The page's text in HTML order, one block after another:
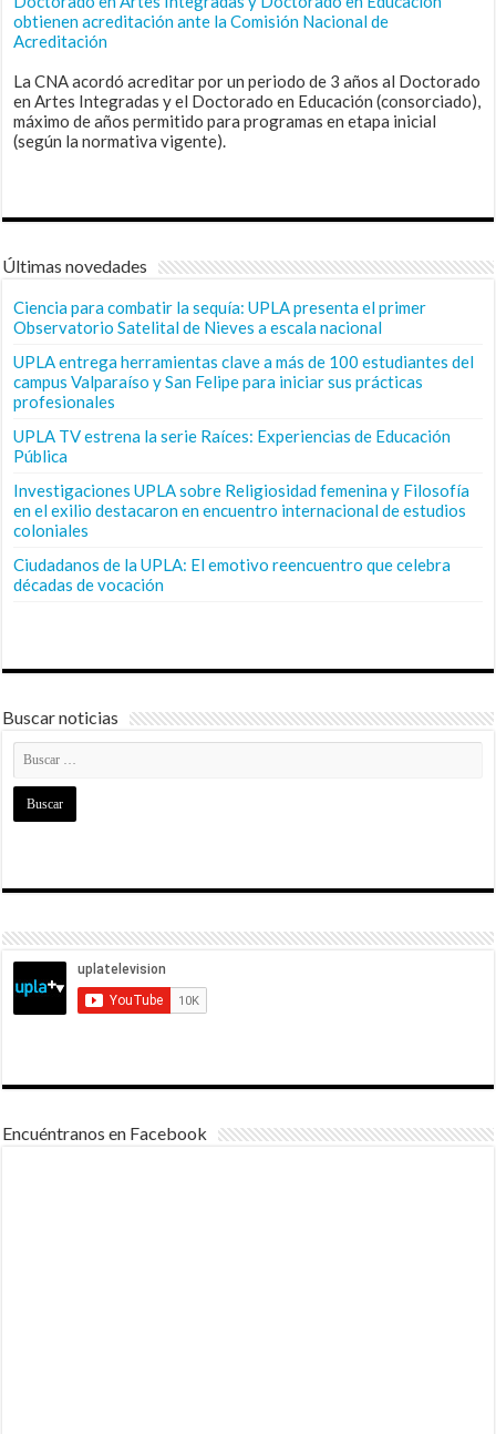
obtienen acreditación ante la Comisión Nacional de
Acreditación
La CNA acordó acreditar por un periodo de 3 años al Doctorado
en Artes Integradas y el Doctorado en Educación (consorciado),
máximo de años permitido para programas en etapa inicial
(según la normativa vigente).
Últimas novedades
Ciencia para combatir la sequía: UPLA presenta el primer
Observatorio Satelital de Nieves a escala nacional
UPLA entrega herramientas clave a más de 100 estudiantes del
campus Valparaíso y San Felipe para iniciar sus prácticas
profesionales
UPLA TV estrena la serie Raíces: Experiencias de Educación
Pública
Investigaciones UPLA sobre Religiosidad femenina y Filosofía
en el exilio destacaron en encuentro internacional de estudios
coloniales
Ciudadanos de la UPLA: El emotivo reencuentro que celebra
décadas de vocación
Buscar noticias
Encuéntranos en Facebook